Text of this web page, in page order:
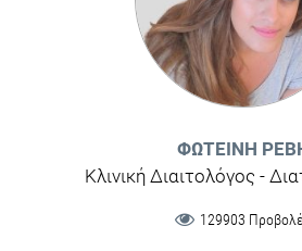
ΦΩΤΕΙΝΉ
Κλινική Διαιτολόγος -
129903